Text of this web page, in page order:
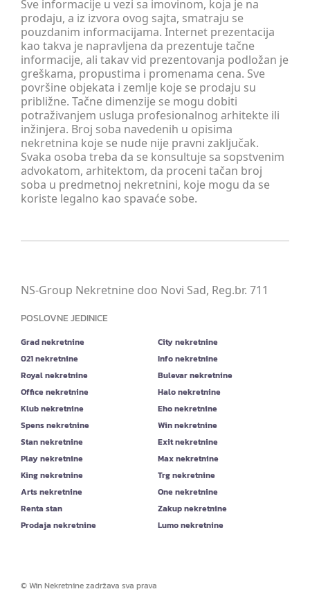
Sve informacije u vezi sa imovinom, koja je na
prodaju, a iz izvora ovog sajta, smatraju se
pouzdanim informacijama. Internet prezentacija
kao takva je napravljena da prezentuje tačne
informacije, ali takav vid prezentovanja podložan je
greškama, propustima i promenama cena. Sve
površine objekata i zemlje koje se prodaju su
približne. Tačne dimenzije se mogu dobiti
potraživanjem usluga profesionalnog arhitekte ili
inžinjera. Broj soba navedenih u opisima
nekretnina koje se nude nije pravni zaključak.
Svaka osoba treba da se konsultuje sa sopstvenim
advokatom, arhitektom, da proceni tačan broj
soba u predmetnoj nekretnini, koje mogu da se
koriste legalno kao spavaće sobe.
NS-Group Nekretnine doo Novi Sad, Reg.br. 711
POSLOVNE JEDINICE
Grad nekretnine
City nekretnine
021 nekretnine
Info nekretnine
Royal nekretnine
Bulevar nekretnine
Office nekretnine
Halo nekretnine
Klub nekretnine
Eho nekretnine
Spens nekretnine
Win nekretnine
Stan nekretnine
Exit nekretnine
Play nekretnine
Max nekretnine
King nekretnine
Trg nekretnine
Arts nekretnine
One nekretnine
Renta stan
Zakup nekretnine
Prodaja nekretnine
Lumo nekretnine
©Win Nekretninezadržava sva prava